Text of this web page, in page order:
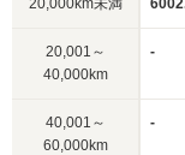
20,000km未満
20,001～
40,000km
-
40,001～
60,000km
-